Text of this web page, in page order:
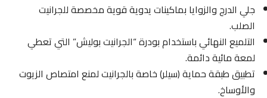
جلي الدرج والزوايا بماكينات يدوية قوية مخصصة للجرانيت
الصلب.
التلميع النهائي باستخدام بودرة “الجرانيت بوليش” التي تعطي
لمعة مائية دائمة.
تطبيق طبقة حماية (سيلر) خاصة بالجرانيت لمنع امتصاص الزيوت
والأوساخ.